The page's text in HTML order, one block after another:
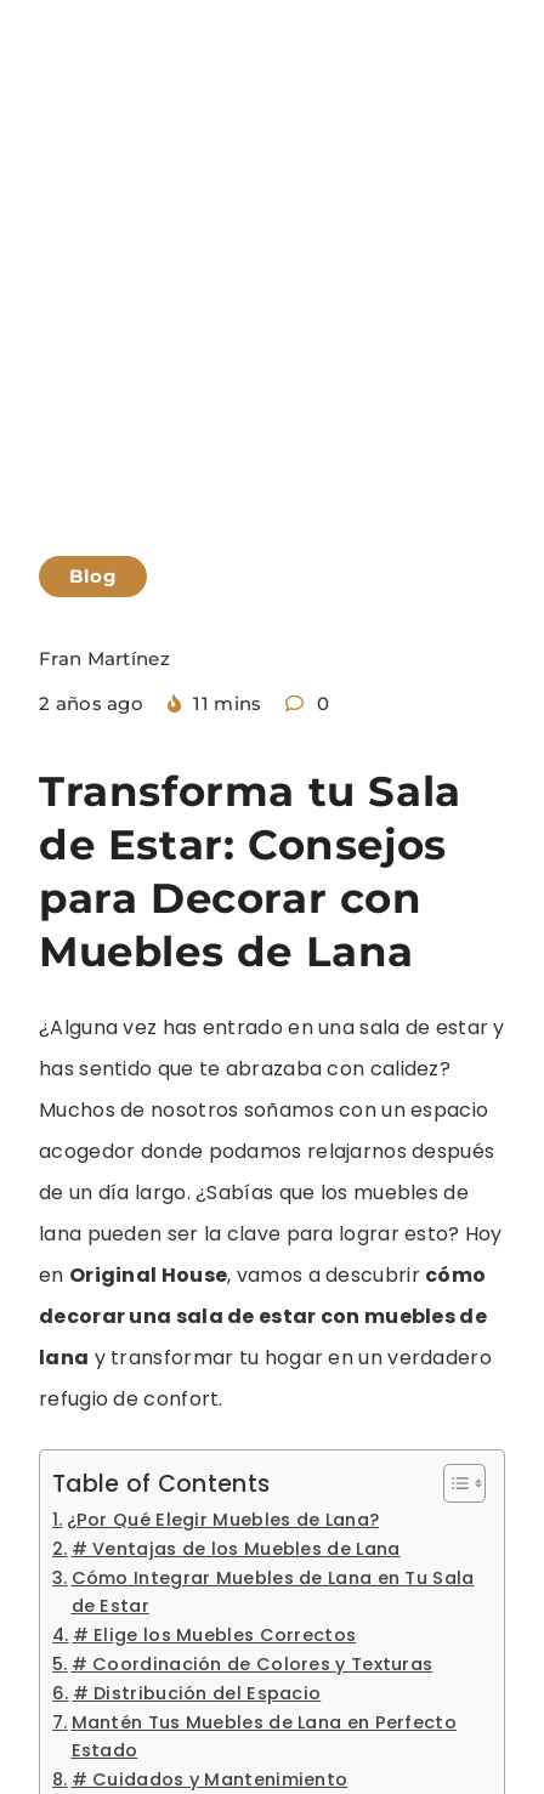
Blog
Fran Martínez
2 años ago
11 mins 0
Transforma tu Sala
de Estar: Consejos
para Decorar con
Muebles de Lana
¿Alguna vez has entrado en una sala de estar y
has sentido que te abrazaba con calidez?
Muchos de nosotros soñamos con un espacio
acogedor donde podamos relajarnos después
de un día largo. ¿Sabías que los muebles de
lana pueden ser la clave para lograr esto? Hoy
en Original House, vamos a descubrir cómo
decorar una sala de estar con muebles de
lana y transformar tu hogar en un verdadero
refugio de confort.
Table of Contents
¿Por Qué Elegir Muebles de Lana?
# Ventajas de los Muebles de Lana
Cómo Integrar Muebles de Lana en Tu Sala
de Estar
# Elige los Muebles Correctos
# Coordinación de Colores y Texturas
# Distribución del Espacio
Mantén Tus Muebles de Lana en Perfecto
Estado
# Cuidados y Mantenimiento